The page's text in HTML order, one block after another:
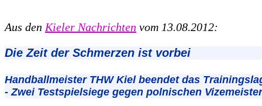
Aus den Kieler Nachrichten vom 13.08.2012:
Die Zeit der Schmerzen ist vorbei
Handballmeister THW Kiel beendet das
- Zwei Testspielsiege gegen polnischen Vizemeister